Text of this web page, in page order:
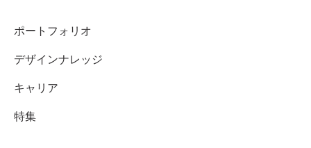
ポートフォリオ
デザインナレッジ
キャリア
特集